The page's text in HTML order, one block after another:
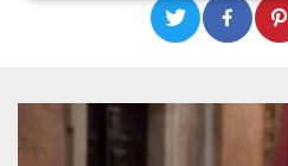
Necessari Marketing
indispensabili al funzionamento del
servizi qui presenti non potranno